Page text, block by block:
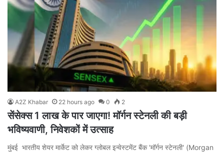
A2Z Khabar 22 hours ago 0 2
सेंसेक्स 1 लाख के पार जाएगा! मॉर्गन स्टेनली की बड़ी
भविष्यवाणी, निवेशकों में उत्साह
मुंबई भारतीय शेयर मार्केट को लेकर ग्लोबल इन्वेस्टमेंट बैंक 'मॉर्गन स्टेनली' (Morgan